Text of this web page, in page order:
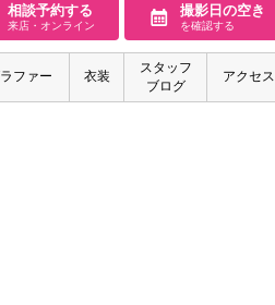
相談予約する
来店・オンライン
撮影日の空き
を確認する
ファー 衣装
スタッフ
ブログ
アクセス